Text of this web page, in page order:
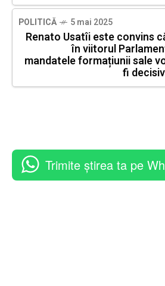
POLITICĂ 5 mai 2025
Renato Usatîi este convins
în viitorul
mandatele formațiunii sale
fi
Trimite știrea ta pe